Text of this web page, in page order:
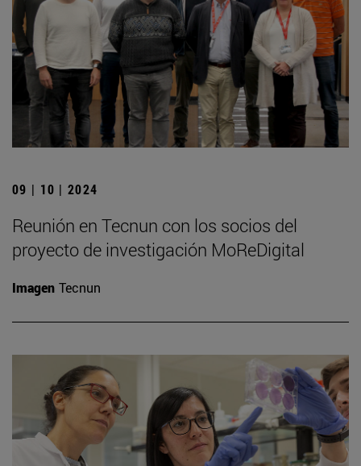
09 | 10 | 2024
Reunión en Tecnun con los socios del
proyecto de investigación MoReDigital
Imagen Tecnun